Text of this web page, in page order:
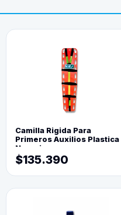
Camilla Rigida Para
Primeros Auxilios Plastica
Naranja
$135.390